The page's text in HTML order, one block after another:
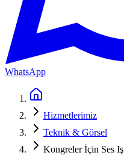
WhatsApp
Hizmetlerimiz
Teknik & Görsel
Kongreler İçin Ses